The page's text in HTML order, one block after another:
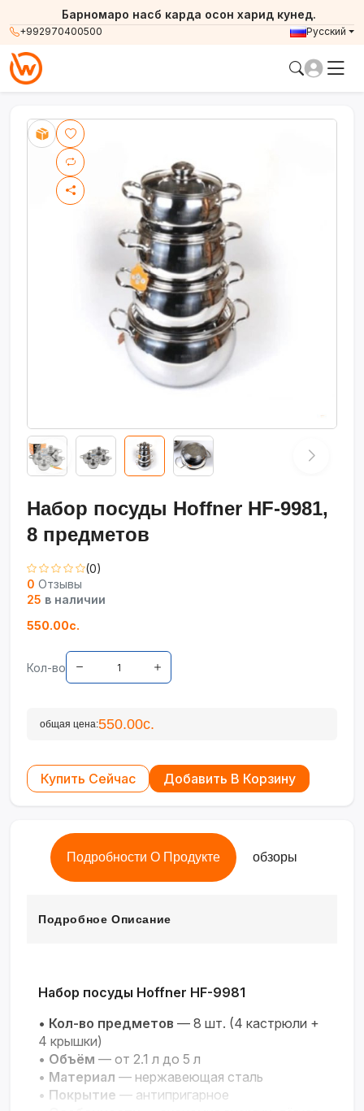
+992970400500
Барномаро насб карда осон харид кунед.
Русский
Набор посуды Hoffner HF-9981,
8 предметов
(0)
0 Отзывы
25 в наличии
550.00с.
Кол-во
общая цена:550.00с.
Купить Сейчас Добавить В Корзину
Подробности О Продукте обзоры
Подробное Описание
Набор посуды Hoffner HF-9981
• Кол-во предметов — 8 шт. (4 кастрюли +
4 крышки)
• Объём — от 2.1 л до 5 л
• Материал — нержавеющая сталь
• Покрытие — антипригарное